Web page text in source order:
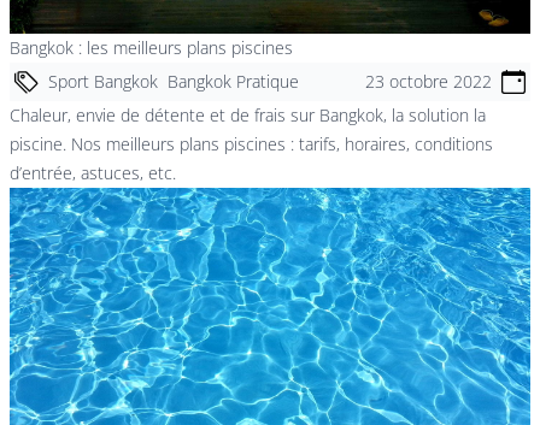
Bangkok : les meilleurs plans piscines
Sport Bangkok Bangkok Pratique
23 octobre 2022
Chaleur, envie de détente et de frais sur Bangkok, la solution la
piscine. Nos meilleurs plans piscines : tarifs, horaires, conditions
d’entrée, astuces, etc.